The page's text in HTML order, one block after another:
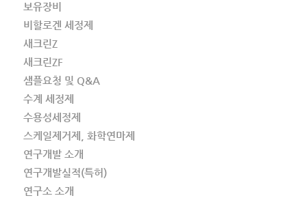
보유장비
비할로겐 세정제
새크린Z
새크린ZF
샘플요청 및 Q&A
수계 세정제
수용성세정제
스케일제거제, 화학연마제
연구개발 소개
연구개발실적(특허)
연구소 소개